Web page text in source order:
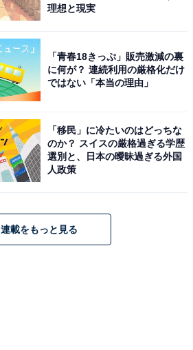
理想と現実
「青春18きっぷ」販売激減の裏
に何が？ 連続利用の厳格化だけ
ではない「本当の理由」
「移民」に冷たいのはどっちな
のか？ スイスの厳格過ぎる学歴
選別と、日本の曖昧過ぎる外国
人政策
連載をもっと見る